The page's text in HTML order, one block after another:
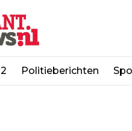
Politieberichten